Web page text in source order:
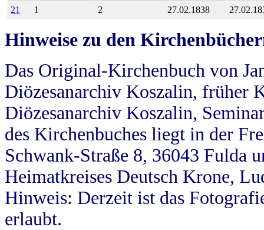
21
1 2 27.02.1838
Hinweise zu den
Das Original-Kirchenbuch von
Diözesanarchiv Koszalin, früher
Diözesanarchiv Koszalin,
des Kirchenbuches liegt in der
Schwank-Straße 8, 36043 Fulda
Heimatkreises Deutsch Krone,
Hinweis: Derzeit ist das
erlaubt.